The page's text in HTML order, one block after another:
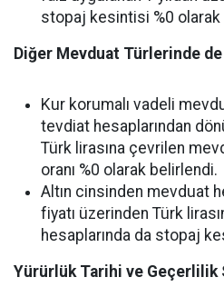
stopaj kesintisi %0 olarak
Diğer Mevduat Türlerinde
Kur korumalı vadeli
tevdiat hesaplarından
Türk lirasına çevrilen
oranı %0 olarak belirlendi.
Altın cinsinden mevduat
fiyatı üzerinden Türk
hesaplarında da stopaj
Yürürlük Tarihi ve Geçerlilik